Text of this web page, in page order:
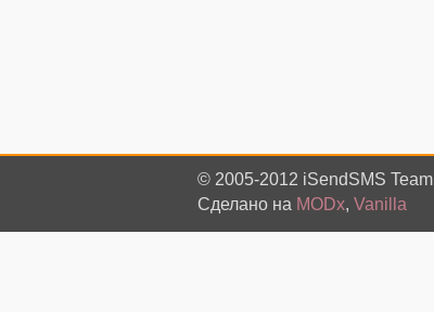
© 2005-2012 iSendSMS Team
Сделано на MODx, Vanilla